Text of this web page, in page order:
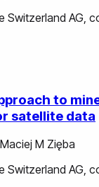
Switzerland AG,
to
satellite data
Maciej M Zięba
Switzerland AG,